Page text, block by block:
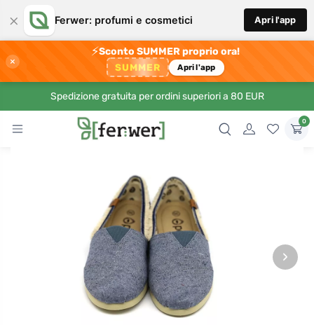
× Ferwer: profumi e cosmetici Apri l'app
×
⚡Sconto SUMMER proprio ora!
SUMMER Apri l'app
Spedizione gratuita per ordini superiori a 80 EUR
0
›